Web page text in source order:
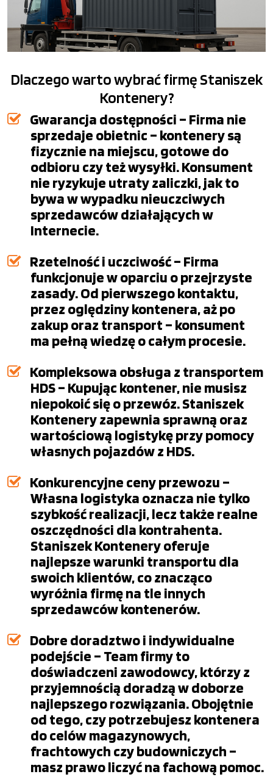
Dlaczego warto wybrać firmę Staniszek
Kontenery?
Gwarancja dostępności – Firma nie
sprzedaje obietnic – kontenery są
fizycznie na miejscu, gotowe do
odbioru czy też wysyłki. Konsument
nie ryzykuje utraty zaliczki, jak to
bywa w wypadku nieuczciwych
sprzedawców działających w
Internecie.
Rzetelność i uczciwość – Firma
funkcjonuje w oparciu o przejrzyste
zasady. Od pierwszego kontaktu,
przez oględziny kontenera, aż po
zakup oraz transport – konsument
ma pełną wiedzę o całym procesie.
Kompleksowa obsługa z transportem
HDS – Kupując kontener, nie musisz
niepokoić się o przewóz. Staniszek
Kontenery zapewnia sprawną oraz
wartościową logistykę przy pomocy
własnych pojazdów z HDS.
Konkurencyjne ceny przewozu –
Własna logistyka oznacza nie tylko
szybkość realizacji, lecz także realne
oszczędności dla kontrahenta.
Staniszek Kontenery oferuje
najlepsze warunki transportu dla
swoich klientów, co znacząco
wyróżnia firmę na tle innych
sprzedawców kontenerów.
Dobre doradztwo i indywidualne
podejście – Team firmy to
doświadczeni zawodowcy, którzy z
przyjemnością doradzą w doborze
najlepszego rozwiązania. Obojętnie
od tego, czy potrzebujesz kontenera
do celów magazynowych,
frachtowych czy budowniczych –
masz prawo liczyć na fachową pomoc.